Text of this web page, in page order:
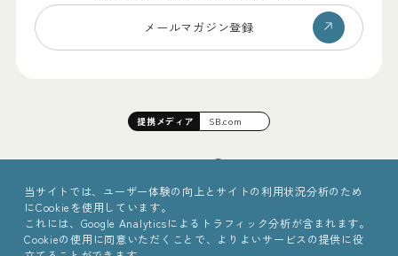
メールマガジン登録
提携メディア SB.com
当サイトでは、ユーザー体験の向上とサイトの利用状況分析のため
にCookieを使用しています。
これには、Google Analyticsによるトラフィック分析が含まれます。
Cookieの使用に同意いただくことで、よりよいサービスの提供に役